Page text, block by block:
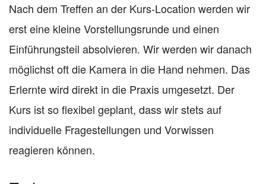
Nach dem Treffen an der Kurs-Location werden wir
erst eine kleine Vorstellungsrunde und einen
Einführungsteil absolvieren. Wir werden wir danach
möglichst oft die Kamera in die Hand nehmen. Das
Erlernte wird direkt in die Praxis umgesetzt. Der
Kurs ist so flexibel geplant, dass wir stets auf
individuelle Fragestellungen und Vorwissen
reagieren können.